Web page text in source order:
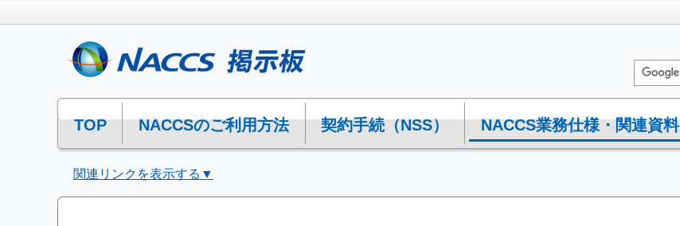
TOP NACCSのご利用方法 契約手続（NSS） NACCS業務仕様・関連資料
関連リンクを表示する▼